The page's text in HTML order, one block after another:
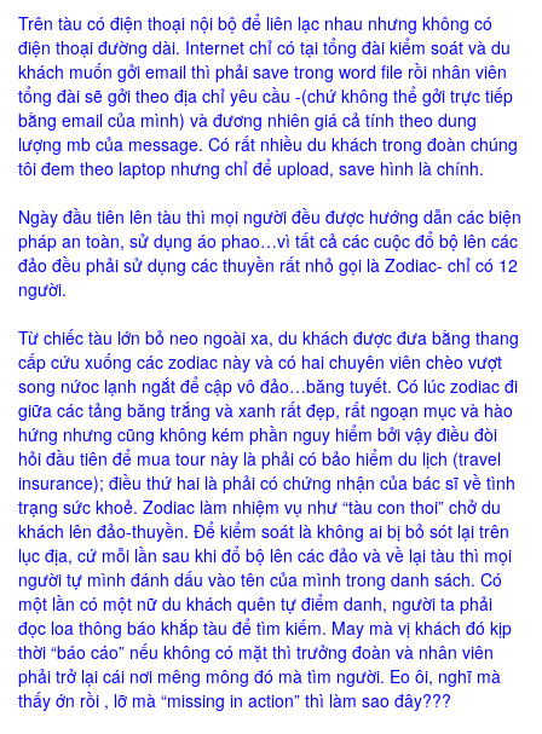
Trên tàu có điện thoại nội bộ để liên lạc nhau nhưng không có
điện thoại đường dài. Internet chỉ có tại tổng đài kiểm soát và du
khách muốn gởi email thì phải save trong word file rồi nhân viên
tổng đài sẽ gởi theo địa chỉ yêu cầu -(chứ không thể gởi trực tiếp
bằng email của mình) và đương nhiên giá cả tính theo dung
lượng mb của message. Có rất nhiều du khách trong đoàn chúng
tôi đem theo laptop nhưng chỉ để upload, save hình là chính.
Ngày đầu tiên lên tàu thì mọi người đều được hướng dẫn các biện
pháp an toàn, sử dụng áo phao…vì tất cả các cuộc đổ bộ lên các
đảo đều phải sử dụng các thuyền rất nhỏ gọi là Zodiac- chỉ có 12
người.
Từ chiếc tàu lớn bỏ neo ngoài xa, du khách được đưa bằng thang
cấp cứu xuống các zodiac này và có hai chuyên viên chèo vượt
song nứoc lạnh ngắt để cập vô đảo…băng tuyết. Có lúc zodiac đi
giữa các tảng băng trắng và xanh rất đẹp, rất ngoạn mục và hào
hứng nhưng cũng không kém phần nguy hiểm bởi vậy điều đòi
hỏi đầu tiên để mua tour này là phải có bảo hiểm du lịch (travel
insurance); điều thứ hai là phải có chứng nhận của bác sĩ về tình
trạng sức khoẻ. Zodiac làm nhiệm vụ như “tàu con thoi” chở du
khách lên đảo-thuyền. Để kiểm soát là không ai bị bỏ sót lại trên
lục địa, cứ mỗi lần sau khi đổ bộ lên các đảo và về lại tàu thì mọi
người tự mình đánh dấu vào tên của mình trong danh sách. Có
một lần có một nữ du khách quên tự điểm danh, người ta phải
đọc loa thông báo khắp tàu để tìm kiếm. May mà vị khách đó kịp
thời “báo cáo” nếu không có mặt thì trưởng đoàn và nhân viên
phải trở lại cái nơi mêng mông đó mà tìm người. Eo ôi, nghĩ mà
thấy ớn rồi , lỡ mà “missing in action” thì làm sao đây???